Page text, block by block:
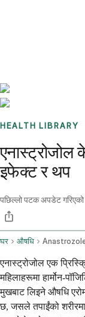
HEALTH LIBRARY
एनास्ट्रोजोल
इफेक्ट र थप
पछिल्लो पटक अपडेट गरिएको
घर औषधि
एनास्ट्रोजोल एक
महिलाहरूमा हार्मोन-
मुखबाट लिइने औषधि
छ, जसले तपाईंको